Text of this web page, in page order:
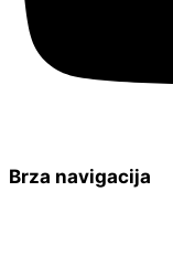
Brza navigacija